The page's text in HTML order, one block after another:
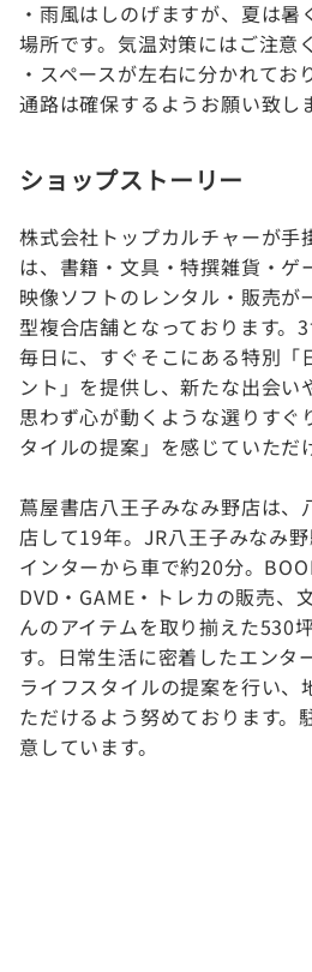
・雨風はしのげますが、夏は
場所です。気温対策にはご注意
・スペースが左右に分かれてお
通路は確保するようお願い致し
ショップストーリー
株式会社トップカルチャーが手
は、書籍・文具・特撰雑貨・ゲ
映像ソフトのレンタル・販売が
型複合店舗となっております。
毎日に、すぐそこにある特別「
ント」を提供し、新たな出会い
思わず心が動くような選りすぐ
タイルの提案」を感じていただ
蔦屋書店八王子みなみ野店は、
店して19年。JR八王子みなみ
インターから車で約20分。
DVD・GAME・トレカの販売、
んのアイテムを取り揃えた530
す。日常生活に密着したエンタ
ライフスタイルの提案を行い、
ただけるよう努めております。
意しています。